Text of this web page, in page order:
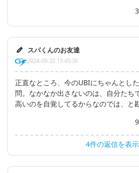
3
スパくんのお友達
2024-09-20 15:45:36
正直なところ、今のUBIにちゃんとし
問。なかなか出さないのは、自分たち
高いのを自覚してるからなのでは、と
9
4件の返信を表示